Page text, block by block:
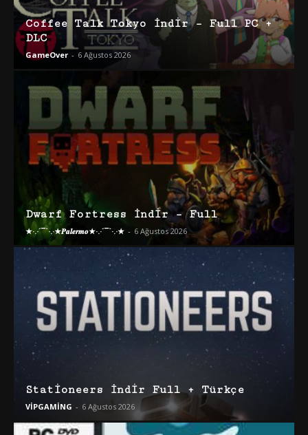
Coffee Talk Tokyo İndir – Full PC +
DLC
GameOver - 6 Ağustos 2026
Dwarf Fortress İndir – Full
★·.·´¯`·.·★𝑷𝒂𝒍𝒆𝒓𝒎𝒐★·.·´¯`·.·★ - 6 Ağustos 2026
Stationeers İndir Full + Türkçe
VİPGAMİNG - 6 Ağustos 2026